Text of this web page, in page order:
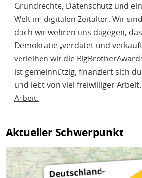
Grundrechte, Datenschutz und
Welt im digitalen Zeitalter. Wir
doch wir wehren uns dagegen,
Demokratie „verdatet und
verleihen wir die
ist gemeinnützig, finanziert sich
und lebt von viel freiwilliger Arbeit.
Arbeit.
Aktueller Schwerpunkt
Bild